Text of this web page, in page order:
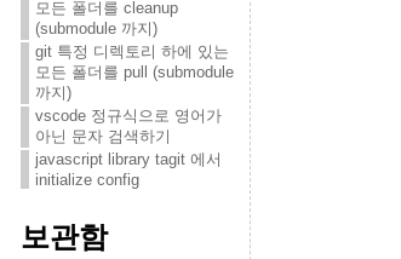
모든 폴더를 cleanup
(submodule 까지)
git 특정 디렉토리 하에 있는
모든 폴더를 pull (submodule
까지)
vscode 정규식으로 영어가
아닌 문자 검색하기
javascript library tagit 에서
initialize config
보관함